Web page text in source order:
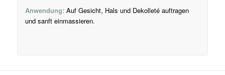
Anwendung: Auf Gesicht, Hals und Dekolleté auftragen
und sanft einmassieren.